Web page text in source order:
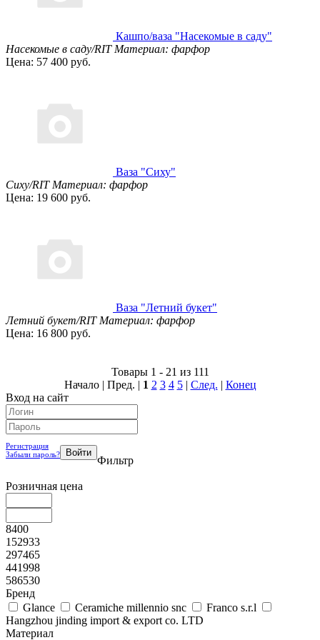
Кашпо/ваза "Насекомые в саду"
Насекомые в саду/RIT Материал: фарфор
Цена: 57 400 руб.
Ваза "Сиху"
Сиху/RIT Материал: фарфор
Цена: 19 600 руб.
Ваза "Летний букет"
Летний букет/RIT Материал: фарфор
Цена: 16 800 руб.
Товары 1 - 21 из 111
Начало | Пред. | 1 2 3 4 5| След. | Конец
Вход на сайт
Регистрация
Забыли пароль?
Фильтр
Розничная цена
8400
152933
297465
441998
586530
Бренд
Glance
Ceramiche millennio snc
Franco s.r.l
Hangzhou jinding import & export co. LTD
Материал